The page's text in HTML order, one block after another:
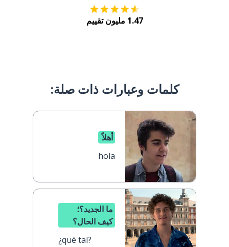
1.47 مليون تقييم
كلمات وعبارات ذات صلة:
أهلاً
hola
ما الجديد؟؛
كيف الحال؟
¿qué tal?